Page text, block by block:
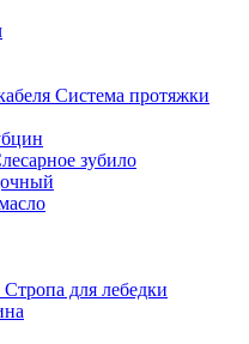
Система протяжки
зубило
Стропа для лебедки